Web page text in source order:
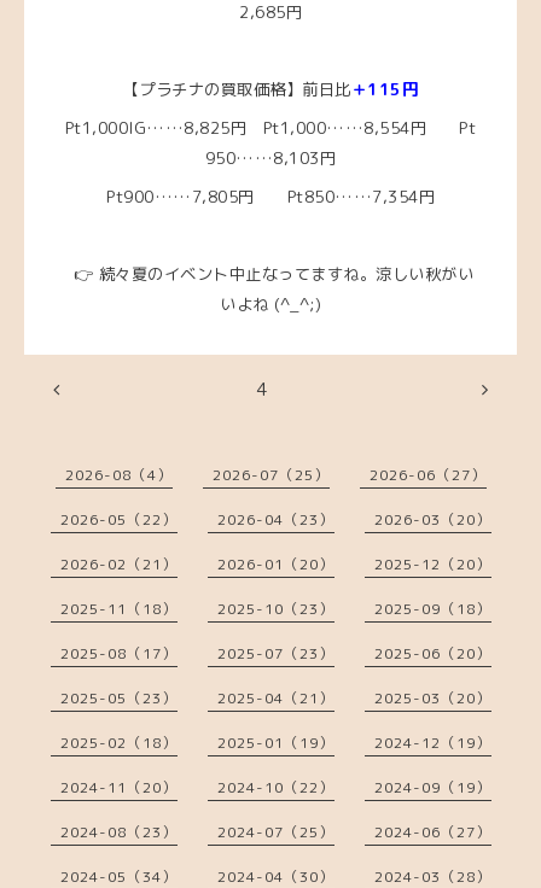
2,685円
【プラチナの買取価格】前日比＋115円
Pt1,000IG……8,825円 Pt1,000……8,554円 Pt
950……8,103円
Pt900……7,805円 Pt850……7,354円
👉 続々夏のイベント中止なってますね。涼しい秋がい
いよね (^_^;)
4
2026-08（4） 2026-07（25） 2026-06（27）
2026-05（22） 2026-04（23） 2026-03（20）
2026-02（21） 2026-01（20） 2025-12（20）
2025-11（18） 2025-10（23） 2025-09（18）
2025-08（17） 2025-07（23） 2025-06（20）
2025-05（23） 2025-04（21） 2025-03（20）
2025-02（18） 2025-01（19） 2024-12（19）
2024-11（20） 2024-10（22） 2024-09（19）
2024-08（23） 2024-07（25） 2024-06（27）
2024-05（34） 2024-04（30） 2024-03（28）